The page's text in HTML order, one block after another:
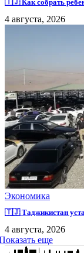
🇹🇯 Как собрать
4 августа, 2026
Экономика
🇹🇯 Таджикистан
4 августа, 2026
еще